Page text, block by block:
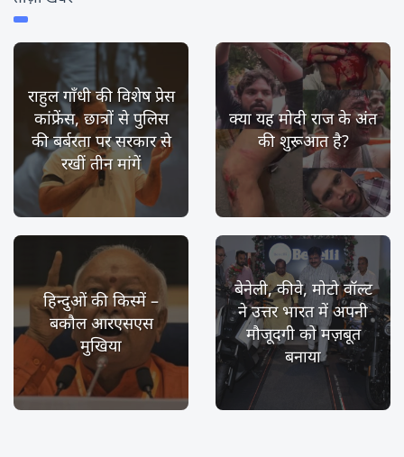
राहुल गाँधी की विशेष प्रेस
कांफ्रेंस, छात्रों से पुलिस
की बर्बरता पर सरकार से
रखीं तीन मांगें
क्या यह मोदी राज के अंत
की शुरूआत है?
हिन्दुओं की किस्में –
बकौल आरएसएस
मुखिया
बेनेली, कीवे, मोटो वॉल्ट
ने उत्तर भारत में अपनी
मौजूदगी को मज़बूत
बनाया